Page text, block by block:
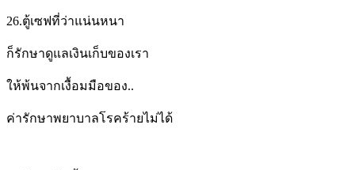
26.ตู้เซฟที่ว่าแน่นหนา
ก็รักษาดูแลเงินเก็บของเรา
ให้พ้นจากเงื้อมมือของ..
ค่ารักษาพยาบาลโรคร้ายไม่ได้